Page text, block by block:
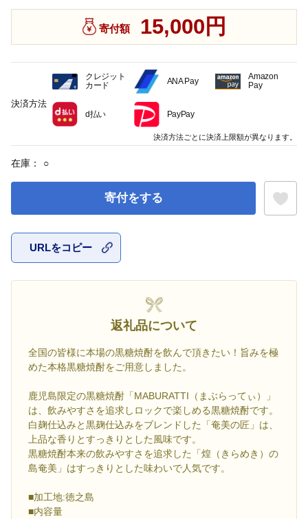
寄付額 15,000円
在庫： ○
寄付をする
URLをコピー
返礼品について
全国の皆様に本場の黒糖焼酎を飲んで頂きたい！旨みを極
めた本格黒糖焼酎をご用意しました。
鹿児島限定の黒糖焼酎「MABURATTI（まぶらってぃ）」
は、飲みやすさを追求しロックで楽しめる黒糖焼酎です。
白麹仕込みと黒麹仕込みをブレンドした「奄美の匠」は、
上品な香りとすっきりとした風味です。
黒糖焼酎本来の飲みやすさを追求した「煌（きらめき）の
島奄美」はすっきりとした味わいで人気です。
■加工地:徳之島
■内容量
決済方法
クレジット
カード
ANA Pay
Amazon
Pay
d払い PayPay
決済方法ごとに決済上限額が異なります。